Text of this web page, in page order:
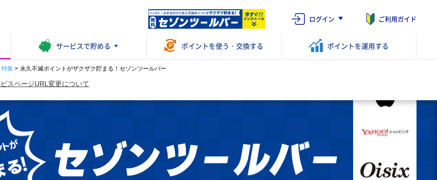
ログイン ご利用ガイド
サービスで貯める ポイントを使う・交換する ポイントを運用する
特集 > 永久不滅ポイントがザクザク貯まる！セゾンツールバー
スページURL変更について